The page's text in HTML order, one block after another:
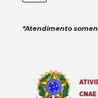
*Atendimento